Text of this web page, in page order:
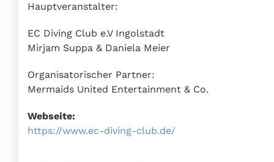
Hauptveranstalter:
EC Diving Club e.V Ingolstadt
Mirjam Suppa & Daniela Meier
Organisatorischer Partner:
Mermaids United Entertainment & Co.
Webseite:
https://www.ec-diving-club.de/